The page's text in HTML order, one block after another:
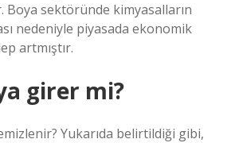
Boya sektöründe kimyasalların
nedeniyle piyasada ekonomik
artmıştır.
girer mi?
Yukarıda belirtildiği gibi,